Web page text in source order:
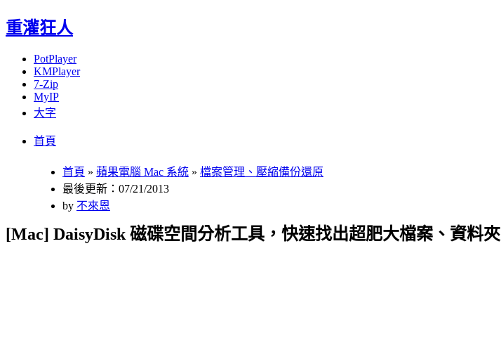
重灌狂人
PotPlayer
KMPlayer
7-Zip
MyIP
大字
首頁
首頁 » 蘋果電腦 Mac 系統 » 檔案管理、壓縮備份還原
最後更新：07/21/2013
by 不來恩
[Mac] DaisyDisk 磁碟空間分析工具，快速找出超肥大檔案、資料夾